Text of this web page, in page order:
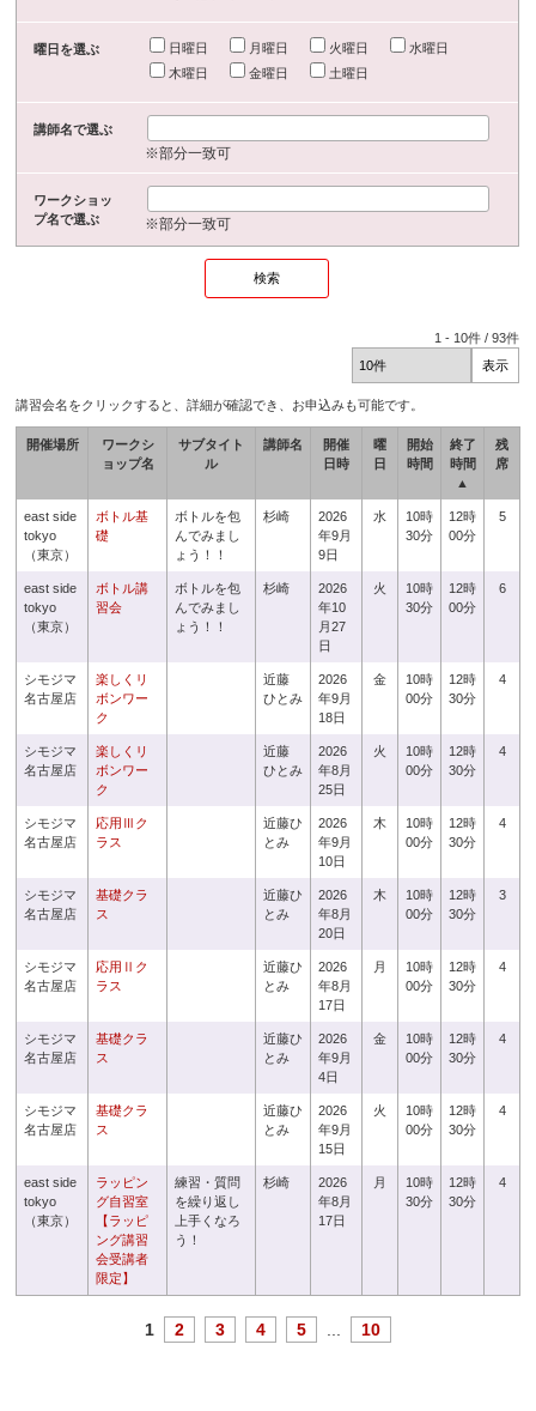
曜日を選ぶ 日曜日 月曜日 火曜日
水曜日
木曜日
金曜日 土曜日
講師名で選ぶ
※部分一致可
ワークショッ
プ名で選ぶ
※部分一致可
1 - 10件 /93件
講習会名をクリックすると、詳細が確認でき、お申込みも可能です。
開催場所
ワークシ
ョップ名
サブタイト
ル
講師名
開催
日時
曜
日
開始
時間
終了
時間
▲
残
席
east side
tokyo
（東京）
ボトル基
礎
ボトルを包
んでみまし
ょう！！
杉崎
2026
年9月
9日
水
10時
30分
12時
00分
5
east side
tokyo
（東京）
ボトル講
習会
ボトルを包
んでみまし
ょう！！
杉崎
2026
年10
月27
日
火
10時
30分
12時
00分
6
シモジマ
名古屋店
楽しくリ
ボンワー
ク
近藤
ひとみ
2026
年9月
18日
金
10時
00分
12時
30分
4
シモジマ
名古屋店
楽しくリ
ボンワー
ク
近藤
ひとみ
2026
年8月
25日
火
10時
00分
12時
30分
4
シモジマ
名古屋店
応用Ⅲク
ラス
近藤ひ
とみ
2026
年9月
10日
木
10時
00分
12時
30分
4
シモジマ
名古屋店
基礎クラ
ス
近藤ひ
とみ
2026
年8月
20日
木
10時
00分
12時
30分
3
シモジマ
名古屋店
応用Ⅱク
ラス
近藤ひ
とみ
2026
年8月
17日
月
10時
00分
12時
30分
4
シモジマ
名古屋店
基礎クラ
ス
近藤ひ
とみ
2026
年9月
4日
金
10時
00分
12時
30分
4
シモジマ
名古屋店
基礎クラ
ス
近藤ひ
とみ
2026
年9月
15日
火
10時
00分
12時
30分
4
east side
tokyo
（東京）
ラッピン
グ自習室
【ラッピ
ング講習
会受講者
限定】
練習・質問
を繰り返し
上手くなろ
う！
杉崎
2026
年8月
17日
月
10時
30分
12時
30分
4
1 2 3 4 5 10